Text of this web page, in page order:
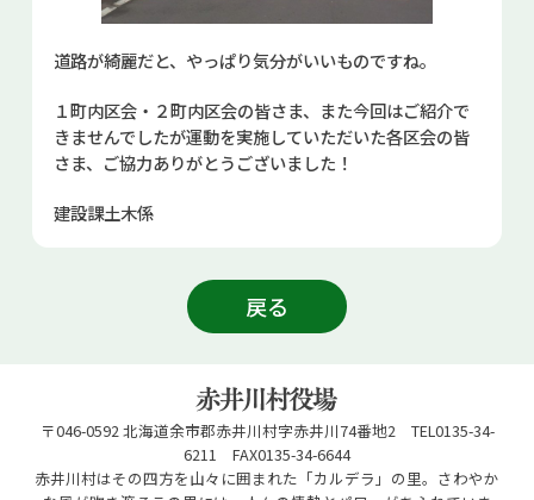
道路が綺麗だと、やっぱり気分がいいものですね。
１町内区会・２町内区会の皆さま、また今回はご紹介で
きませんでしたが運動を実施していただいた各区会の皆
さま、ご協力ありがとうございました！
建設課土木係
戻る
〒046-0592 北海道余市郡赤井川村字赤井川74番地2 TEL0135-34-
6211 FAX0135-34-6644
赤井川村はその四方を山々に囲まれた「カルデラ」の里。さわやか